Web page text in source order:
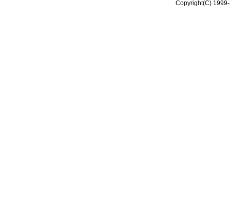
Copyright(C)